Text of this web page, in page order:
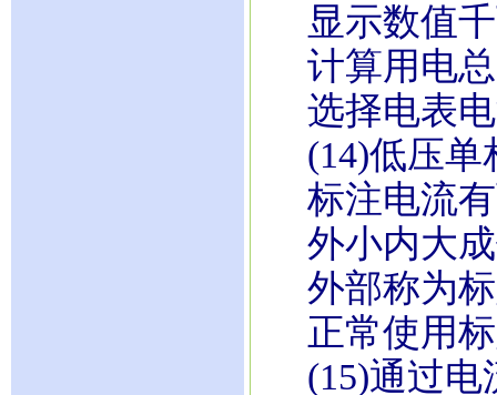
显示数值千
计算用电总
选择电表电
(14)低压单
标注电流有
外小内大成
外部称为标
正常使用标
(15)通过电